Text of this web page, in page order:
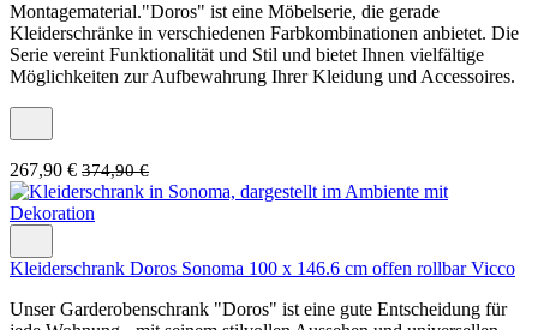
Montagematerial."Doros" ist eine Möbelserie, die gerade
Kleiderschränke in verschiedenen Farbkombinationen anbietet. Die
Serie vereint Funktionalität und Stil und bietet Ihnen vielfältige
Möglichkeiten zur Aufbewahrung Ihrer Kleidung und Accessoires.
267,90 € 374,90 €
Kleiderschrank Doros Sonoma 100 x 146.6 cm offen rollbar Vicco
Unser Garderobenschrank "Doros" ist eine gute Entscheidung für